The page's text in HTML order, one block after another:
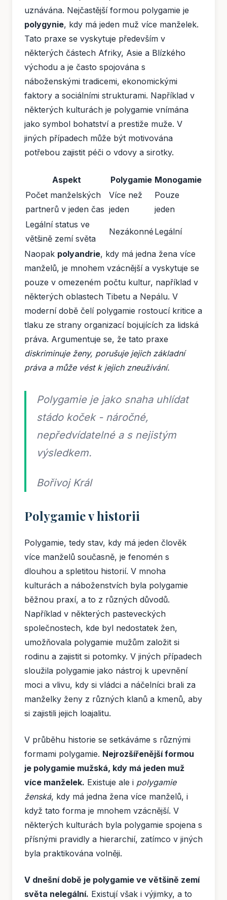
uznávána. Nejčastější formou polygamie je
polygynie, kdy má jeden muž více manželek.
Tato praxe se vyskytuje především v
některých částech Afriky, Asie a Blízkého
východu a je často spojována s
náboženskými tradicemi, ekonomickými
faktory a sociálními strukturami. Například v
některých kulturách je polygamie vnímána
jako symbol bohatství a prestiže muže. V
jiných případech může být motivována
potřebou zajistit péči o vdovy a sirotky.
Aspekt Polygamie Monogamie
Počet manželských
partnerů v jeden čas
Více než
jeden
Pouze
jeden
Legální status ve
většině zemí světa
Nezákonné Legální
Naopak polyandrie, kdy má jedna žena více
manželů, je mnohem vzácnější a vyskytuje se
pouze v omezeném počtu kultur, například v
některých oblastech Tibetu a Nepálu. V
moderní době čelí polygamie rostoucí kritice a
tlaku ze strany organizací bojujících za lidská
práva. Argumentuje se, že tato praxe
diskriminuje ženy, porušuje jejich základní
práva a může vést k jejich zneužívání.
Polygamie je jako snaha uhlídat
stádo koček - náročné,
nepředvídatelné a s nejistým
výsledkem.
Bořivoj Král
Polygamie v historii
Polygamie, tedy stav, kdy má jeden člověk
více manželů současně, je fenomén s
dlouhou a spletitou historií. V mnoha
kulturách a náboženstvích byla polygamie
běžnou praxí, a to z různých důvodů.
Například v některých pasteveckých
společnostech, kde byl nedostatek žen,
umožňovala polygamie mužům založit si
rodinu a zajistit si potomky. V jiných případech
sloužila polygamie jako nástroj k upevnění
moci a vlivu, kdy si vládci a náčelníci brali za
manželky ženy z různých klanů a kmenů, aby
si zajistili jejich loajalitu.
V průběhu historie se setkáváme s různými
formami polygamie. Nejrozšířenější formou
je polygamie mužská, kdy má jeden muž
více manželek. Existuje ale i polygamie
ženská, kdy má jedna žena více manželů, i
když tato forma je mnohem vzácnější. V
některých kulturách byla polygamie spojena s
přísnými pravidly a hierarchií, zatímco v jiných
byla praktikována volněji.
V dnešní době je polygamie ve většině zemí
světa nelegální. Existují však i výjimky, a to